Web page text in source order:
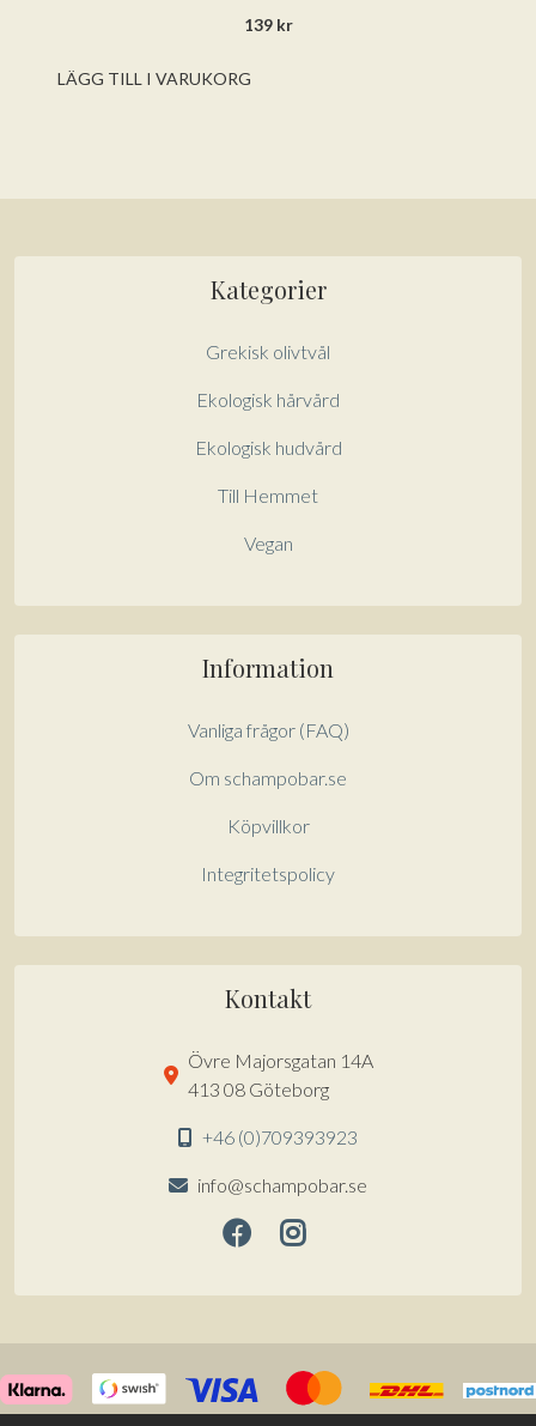
139 kr
LÄGG TILL I VARUKORG
Kategorier
Grekisk olivtvål
Ekologisk hårvård
Ekologisk hudvård
Till Hemmet
Vegan
Information
Vanliga frågor (FAQ)
Om schampobar.se
Köpvillkor
Integritetspolicy
Kontakt
Övre Majorsgatan 14A
413 08 Göteborg
+46 (0)709393923
info@schampobar.se